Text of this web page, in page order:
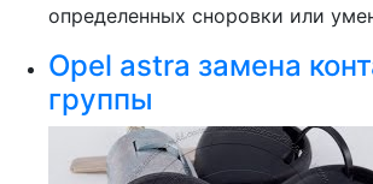
определенных сноровки или
Opel astra замена
группы